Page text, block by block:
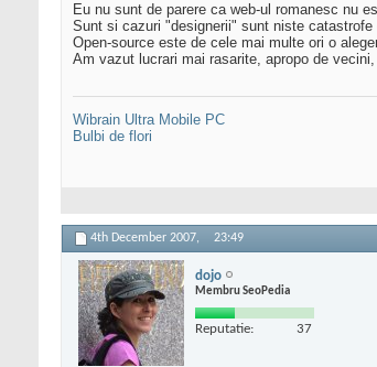
Eu nu sunt de parere ca web-ul romanesc nu
Sunt si cazuri "designerii" sunt niste
Open-source este de cele mai multe ori o
Am vazut lucrari mai rasarite, apropo de
Wibrain Ultra Mobile PC
Bulbi de flori
4th December 2007, 23:49
dojo
Membru SeoPedia
Reputatie: 37